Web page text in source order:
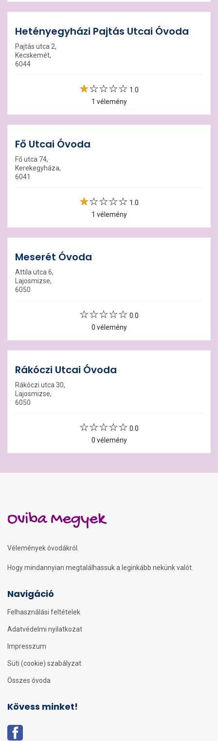
Hetényegyházi Pajtás Utcai Óvoda
Pajtás utca 2,
Kecskemét,
6044
1.0
1 vélemény
Fő Utcai Óvoda
Fő utca 74,
Kerekegyháza,
6041
1.0
1 vélemény
Meserét Óvoda
Attila utca 6,
Lajosmizse,
6050
0.0
0 vélemény
Rákóczi Utcai Óvoda
Rákóczi utca 30,
Lajosmizse,
6050
0.0
0 vélemény
Oviba Megyek
Vélemények óvodákról.
Hogy mindannyian megtalálhassuk a leginkább nekünk valót.
Navigáció
Felhasználási feltételek
Adatvédelmi nyilatkozat
Impresszum
Süti (cookie) szabályzat
Összes óvoda
Kövess minket!